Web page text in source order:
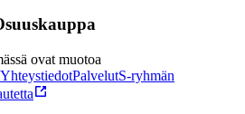
ovat muotoa
YhteystiedotPalvelutS-ryhmän